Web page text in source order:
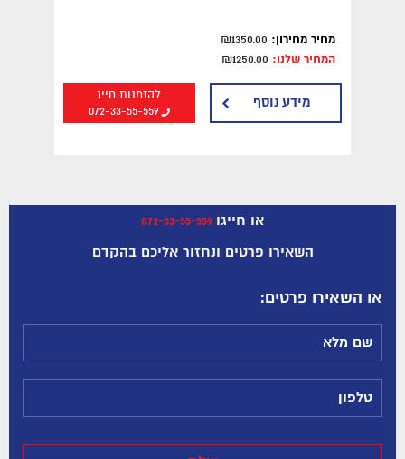
מחיר מחירון:
המחיר שלנו:
להזמנות חייג
072-33-55-559
מידע נוסף
או חייגו
השאירו פרטים ונחזור אליכם בהקדם
:או השאירו פרטים